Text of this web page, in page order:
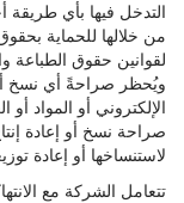
التدخل فيها بأي
من خلالها للحماية
لقوانين حقوق الطباعة
ويُحظر صراحةً أي نسخ
الإلكتروني أو المواد
صراحة نسخ أو إعادة
لاستنساخها أو إعادة
تتعامل الشركة مع